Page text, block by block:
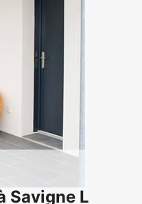
Savigne L